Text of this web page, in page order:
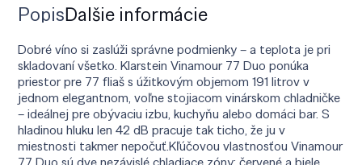
PopisĎalšie informácie
Dobré víno si zaslúži správne podmienky – a teplota je pri
skladovaní všetko. Klarstein Vinamour 77 Duo ponúka
priestor pre 77 fliaš s úžitkovým objemom 191 litrov v
jednom elegantnom, voľne stojiacom vinárskom chladničke
– ideálnej pre obývaciu izbu, kuchyňu alebo domáci bar. S
hladinou hluku len 42 dB pracuje tak ticho, že ju v
miestnosti takmer nepočuť.Kľúčovou vlastnosťou Vinamour